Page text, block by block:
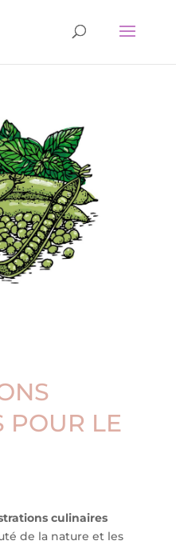
POUR LE
culinaires
de la nature et les